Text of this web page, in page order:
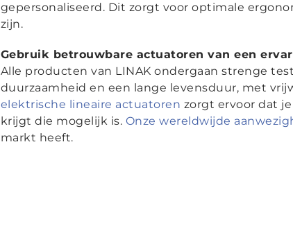
gepersonaliseerd. Dit zorgt voor optimale
zijn.
Gebruik betrouwbare actuatoren van een
Alle producten van LINAK ondergaan strenge
duurzaamheid en een lange levensduur, met
elektrische lineaire actuatoren zorgt ervoor dat
krijgt die mogelijk is. Onze wereldwijde
markt heeft.